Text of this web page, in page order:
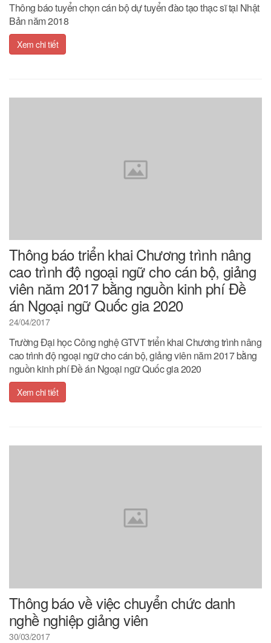
Thông báo tuyển chọn cán bộ dự tuyển đào tạo thạc sĩ tại Nhật
Bản năm 2018
Xem chi tiết
Thông báo triển khai Chương trình nâng
cao trình độ ngoại ngữ cho cán bộ, giảng
viên năm 2017 bằng nguồn kinh phí Đề
án Ngoại ngữ Quốc gia 2020
24/04/2017
Trường Đại học Công nghệ GTVT triển khai Chương trình nâng
cao trình độ ngoại ngữ cho cán bộ, giảng viên năm 2017 bằng
nguồn kinh phí Đề án Ngoại ngữ Quốc gia 2020
Xem chi tiết
Thông báo về việc chuyển chức danh
nghề nghiệp giảng viên
30/03/2017